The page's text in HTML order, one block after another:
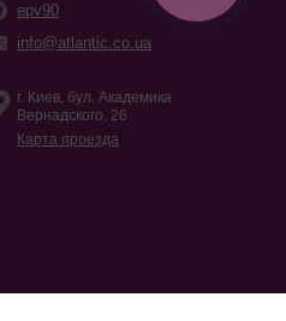
epv90
info@atlantic.co.ua
г. Киев, бул. Академика
Вернадского, 26
Карта проезда